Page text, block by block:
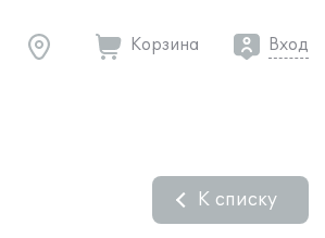
Корзина Вход
К списку